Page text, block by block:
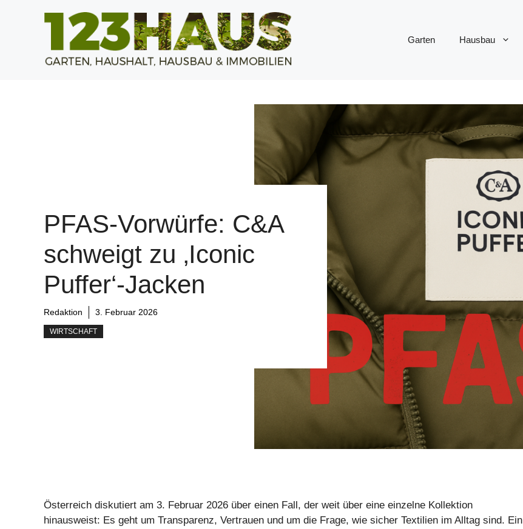
Garten Hausbau
PFAS-Vorwürfe: C&A
schweigt zu ‚Iconic
Puffer‘-Jacken
Redaktion 3. Februar 2026
WIRTSCHAFT
Österreich diskutiert am 3. Februar 2026 über einen Fall, der weit über eine einzelne Kollektion
hinausweist: Es geht um Transparenz, Vertrauen und um die Frage, wie sicher Textilien im Alltag sind. Ein